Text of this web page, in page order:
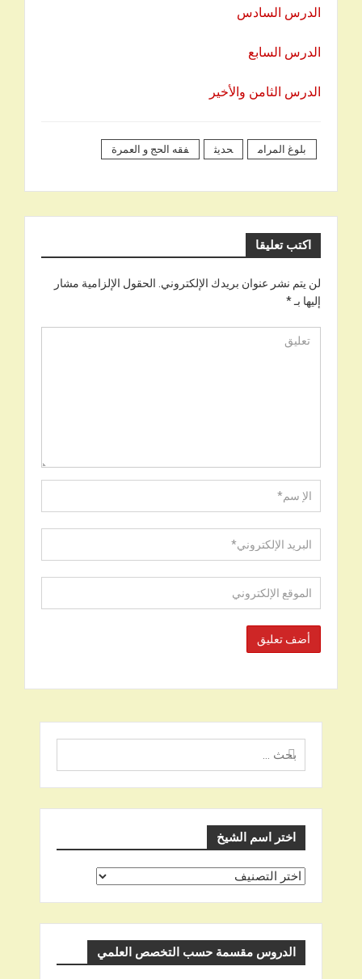
الدرس السادس
الدرس السابع
الدرس الثامن والأخير
بلوغ المرام حديث فقه الحج و العمرة
اكتب تعليقا
لن يتم نشر عنوان بريدك الإلكتروني. الحقول الإلزامية مشار
إليها بـ*
البحث
عن
اختر اسم الشيخ
اختر
الدروس مقسمة حسب التخصص العلمي